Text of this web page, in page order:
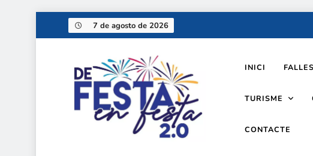
7 de agosto de 2026
INICI FALLES
TURISME
CONTACTE